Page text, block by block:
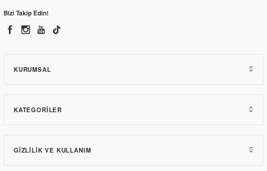
461,10 TL
Honda
Bizi Takip Edin!
KURUMSAL
KATEGORILER
GIZLILIK VE KULLANIM